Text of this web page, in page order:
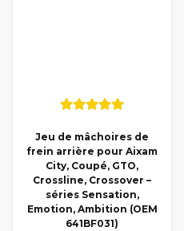
Jeu de mâchoires de
frein arrière pour Aixam
City, Coupé, GTO,
Crossline, Crossover –
séries Sensation,
Emotion, Ambition (OEM
641BF031)